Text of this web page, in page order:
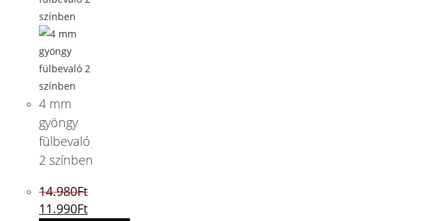
4 mm
gyöngy
fülbevaló
2 színben
14.980Ft
11.990Ft